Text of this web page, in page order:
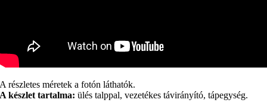
A részletes méretek a fotón láthatók.
A készlet tartalma: ülés talppal, vezetékes távirányító, tápegység.